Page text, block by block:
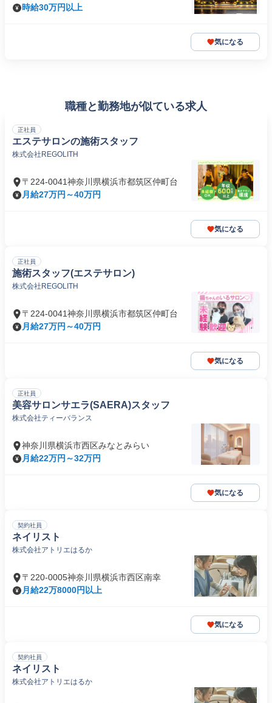
時給30万円以上
気になる
職種と勤務地が似ている求人
正社員
エステサロンの施術スタッフ
株式会社REGOLITH
〒224-0041神奈川県横浜市都筑区仲町台
月給27万円～40万円
気になる
正社員
施術スタッフ(エステサロン)
株式会社REGOLITH
〒224-0041神奈川県横浜市都筑区仲町台
月給27万円～40万円
気になる
正社員
美容サロンサエラ(SAERA)スタッフ
株式会社ティーバランス
神奈川県横浜市西区みなとみらい
月給22万円～32万円
気になる
契約社員
ネイリスト
株式会社アトリエはるか
〒220-0005神奈川県横浜市西区南幸
月給22万8000円以上
気になる
契約社員
ネイリスト
株式会社アトリエはるか